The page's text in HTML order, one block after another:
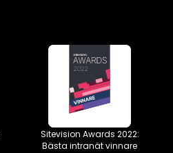
Sitevision Awards 2022:
Bästa intranät vinnare